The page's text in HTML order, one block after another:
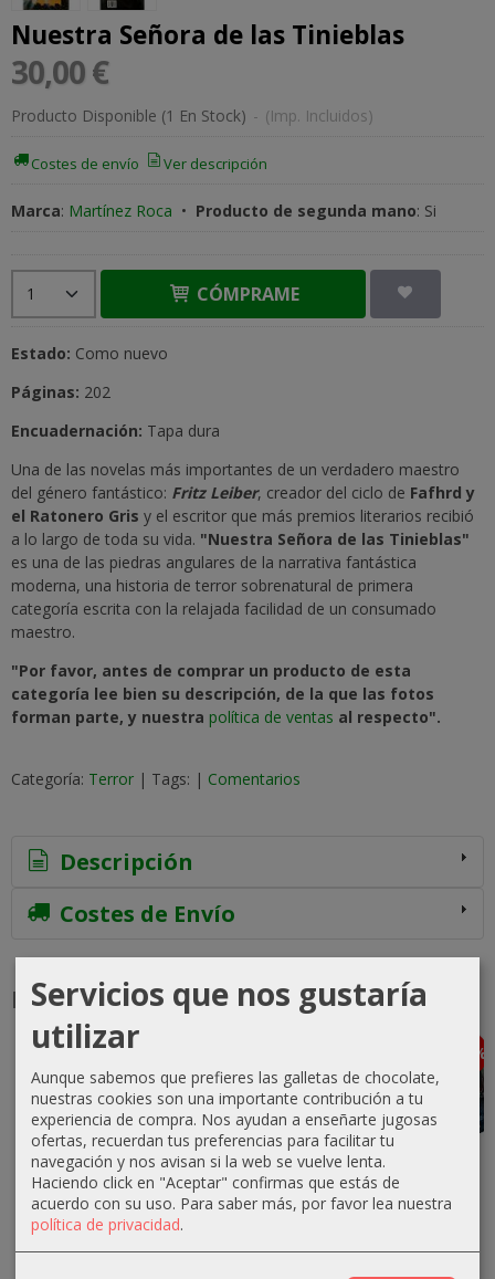
Nuestra Señora de las Tinieblas
30,00 €
Producto Disponible (1 En Stock) - (Imp. Incluidos)
Costes de envío Ver descripción
Marca: Martínez Roca • Producto de segunda mano: Si
CÓMPRAME
Estado: Como nuevo
Páginas: 202
Encuadernación: Tapa dura
Una de las novelas más importantes de un verdadero maestro
del género fantástico: Fritz Leiber, creador del ciclo de Fafhrd y
el Ratonero Gris y el escritor que más premios literarios recibió
a lo largo de toda su vida. "Nuestra Señora de las Tinieblas"
es una de las piedras angulares de la narrativa fantástica
moderna, una historia de terror sobrenatural de primera
categoría escrita con la relajada facilidad de un consumado
maestro.
"Por favor, antes de comprar un producto de esta
categoría lee bien su descripción, de la que las fotos
forman parte, y nuestra política de ventas al respecto".
Categoría: Terror | Tags: | Comentarios
Descripción
Costes de Envío
Productos Relacionados
Pack Ciclo
de
Lankhmar
105,00 €
Agotado
Saga Fafhrd
y el
Ratonero
Gris
65,00 €
Sherlock
Holmes,
Detective
31,99 €
Agotado -10 %
Horror: El
Juego de
62,99 €
Servicios que nos gustaría
utilizar
Aunque sabemos que prefieres las galletas de chocolate,
nuestras cookies son una importante contribución a tu
experiencia de compra. Nos ayudan a enseñarte jugosas
ofertas, recuerdan tus preferencias para facilitar tu
navegación y nos avisan si la web se vuelve lenta.
Haciendo click en "Aceptar" confirmas que estás de
acuerdo con su uso. Para saber más, por favor lea nuestra
política de privacidad.